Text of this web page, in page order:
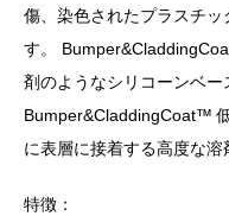
傷、染色されたプラスチ
す。
剤のようなシリコーンベー
Bumper&CladdingCoat™
に表層に接着する高度な溶
特徴：